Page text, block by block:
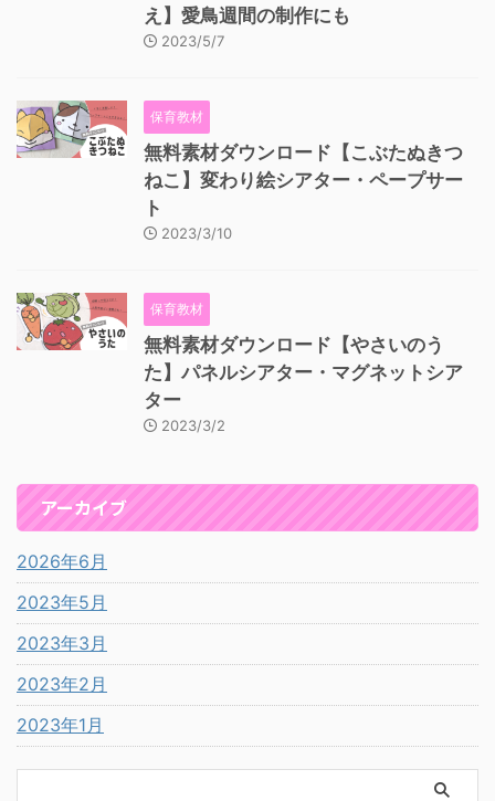
え】愛鳥週間の制作にも
2023/5/7
保育教材
無料素材ダウンロード【こぶたぬきつ
ねこ】変わり絵シアター・ペープサー
ト
2023/3/10
保育教材
無料素材ダウンロード【やさいのう
た】パネルシアター・マグネットシア
ター
2023/3/2
アーカイブ
2026年6月
2023年5月
2023年3月
2023年2月
2023年1月